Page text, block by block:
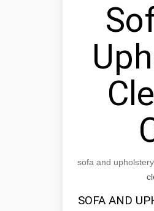
sofa and
SOFA AND